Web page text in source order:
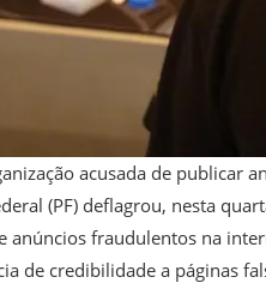
acusada de publicar
(PF) deflagrou, nesta
anúncios fraudulentos na
de credibilidade a páginas